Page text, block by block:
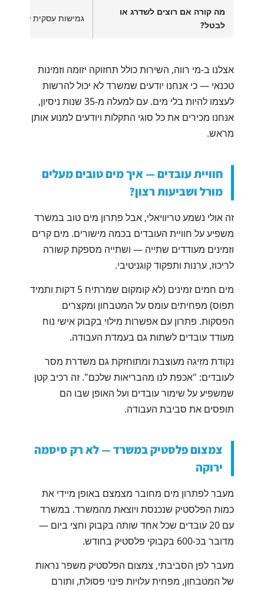
מה קורה אם רוצים לשדרג או
לבטל?
גמישות עסקית לטווח
אצלנו ב-מי רווה, השירות כולל תחזוקה יזומה וזמינות
טכנאי — כי אנחנו יודעים שמשרד לא יכול להרשות
לעצמו להיות בלי מים. עם למעלה מ-35 שנות ניסיון,
אנחנו מכירים את כל סוגי התקלות ויודעים למנוע אותן
מראש.
חוויית עובדים — איך מים טובים מעלים
מורל ושביעות רצון?
זה אולי נשמע טריוויאלי, אבל פתרון מים טוב במשרד
משפיע על חוויית העובדים בכמה מישורים. מים קרים
וזמינים מעודדים שתייה — ושתייה מספקת קשורה
לריכוז, ערנות ותפקוד קוגניטיבי.
מים חמים זמינים (לא קומקום שמרתיח 5 דקות ותמיד
תפוס) מפחיתים עומס על המטבחון ומקצרים
הפסקות. פתרון עם אפשרות מילוי בקבוק אישי נוח
מעודד עובדים לשתות גם בעמדת העבודה.
נקודת מזיגה מעוצבת ומתוחזקת גם משדרת מסר
לעובדים: "אכפת לנו מהבריאות שלכם". זה רכיב קטן
שמשפיע על שימור עובדים ועל האופן שבו הם
תופסים את סביבת העבודה.
צמצום פלסטיק במשרד — לא רק סיסמה
ירוקה
מעבר לפתרון מים מחובר מצמצם באופן מיידי את
כמות הפלסטיק שנכנסת ויוצאת מהמשרד. במשרד
עם 20 עובדים שכל אחד שותה בקבוק וחצי ביום —
מדובר בכ-600 בקבוקי פלסטיק בחודש.
מעבר לפן הסביבתי, צמצום הפלסטיק משפר נראות
של המטבחון, מפחית עלויות פינוי פסולת, ותורם